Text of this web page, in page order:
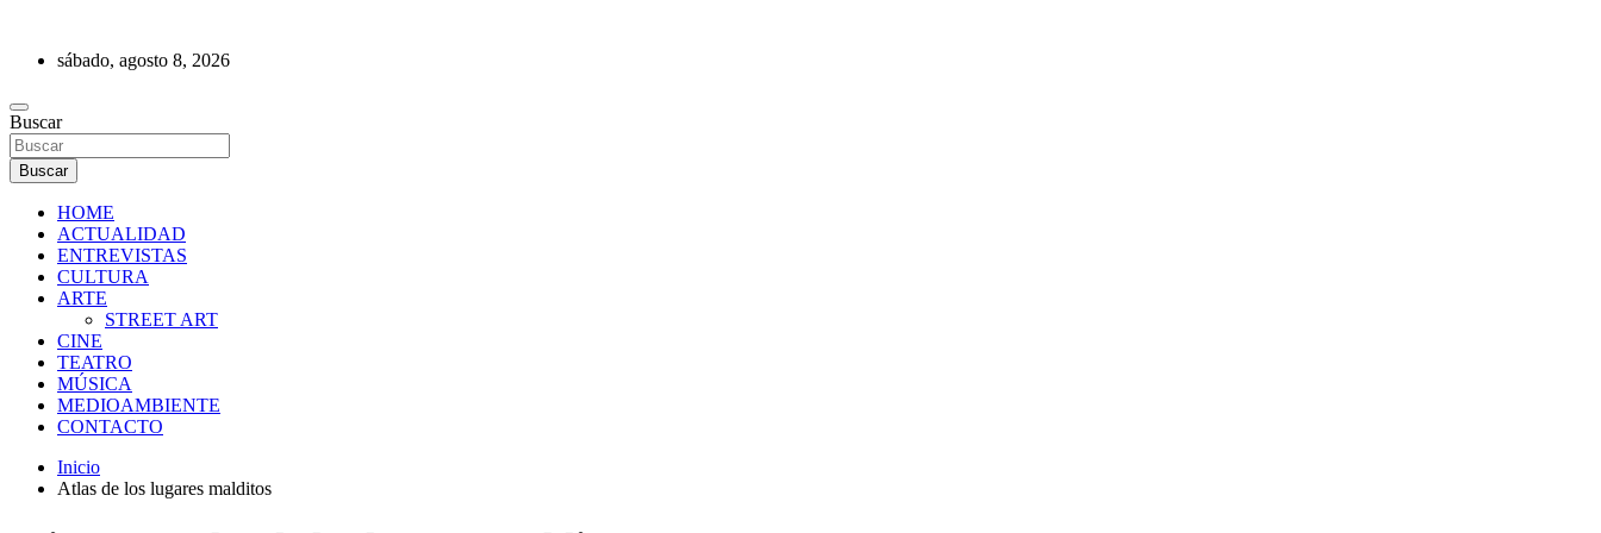
contenidosábado, agosto 8, 2026
REVISTA DE PRENSA
Buscar
Buscar
HOME
ACTUALIDAD
ENTREVISTAS
CULTURA
ARTE
STREET ART
CINE
TEATRO
MÚSICA
MEDIOAMBIENTE
CONTACTO
Inicio
Atlas de los lugares malditos